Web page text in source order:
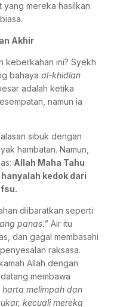
yang mereka hasilkan
Akhir
keberkahan ini? Syekh
bahaya al-khidlan
adalah ketika
namun ia
sibuk dengan
hambatan. Namun,
Allah Maha Tahu
kedok dari
diibaratkan seperti
panas.” Air itu
dan gagal membasahi
raksasa.
Allah dengan
membawa
harta melimpah dan
kecuali mereka